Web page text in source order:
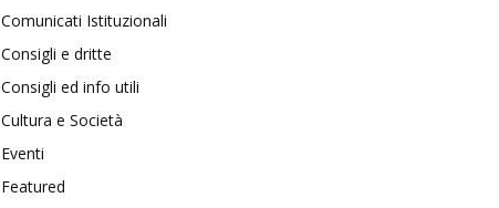
Comunicati Istituzionali
Consigli e dritte
Consigli ed info utili
Cultura e Società
Eventi
Featured